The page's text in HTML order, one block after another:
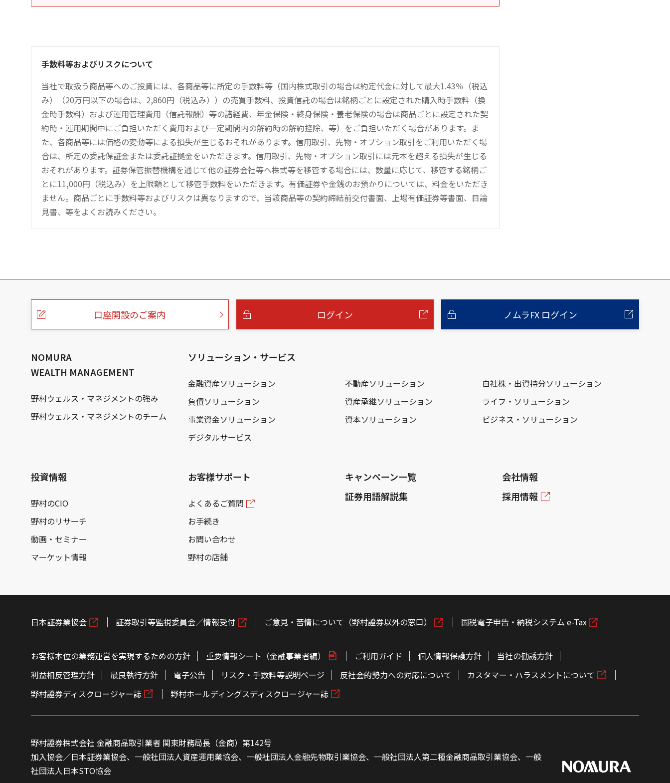
手数料等およびリスクについて
当社で取扱う商品等へのご投資には、各商品等に所定の手数料等（国内株式取引の場合は約定代金に対して最大1.43％（税込
み）（20万円以下の場合は、2,860円（税込み））の売買手数料、投資信託の場合は銘柄ごとに設定された購入時手数料（換
金時手数料）および運用管理費用（信託報酬）等の諸経費、年金保険・終身保険・養老保険の場合は商品ごとに設定された契
約時・運用期間中にご負担いただく費用および一定期間内の解約時の解約控除、等）をご負担いただく場合があります。ま
た、各商品等には価格の変動等による損失が生じるおそれがあります。信用取引、先物・オプション取引をご利用いただく場
合は、所定の委託保証金または委託証拠金をいただきます。信用取引、先物・オプション取引には元本を超える損失が生じる
おそれがあります。証券保管振替機構を通じて他の証券会社等へ株式等を移管する場合には、数量に応じて、移管する銘柄ご
とに11,000円（税込み）を上限額として移管手数料をいただきます。有価証券や金銭のお預かりについては、料金をいただき
ません。商品ごとに手数料等およびリスクは異なりますので、当該商品等の契約締結前交付書面、上場有価証券等書面、目論
見書、等をよくお読みください。
こ
口座開設のご案内 ログイン ノムラFX ログイン
NOMURA
WEALTH MANAGEMENT
野村ウェルス・マネジメントの強み
野村ウェルス・マネジメントのチーム
ソリューション・サービス
金融資産ソリューション 不動産ソリューション
自社株・出資持分ソリューション
負債ソリューション
資産承継ソリューション
ライフ・ソリューション
事業資金ソリューション
資本ソリューション
ビジネス・ソリューション
デジタルサービス
投資情報
野村のCIO
野村のリサーチ
動画・セミナー
マーケット情報
お客様サポート
よくあるご質問
お手続き
お問い合わせ
野村の店舗
キャンペーン一覧
証券用語解説集
会社情報
採用情報
日本証券業協会 証券取引等監視委員会／情報受付 ご意見・苦情について（野村證券以外の窓口） 国税電子申告・納税システム e-Tax
お客様本位の業務運営を実現するための方針 重要情報シート（金融事業者編） ご利用ガイド 個人情報保護方針
当社の勧誘方針
利益相反管理方針
最良執行方針 電子公告 リスク・手数料等説明ページ 反社会的勢力への対応について
カスタマー・ハラスメントについて
野村證券ディスクロージャー誌
野村ホールディングスディスクロージャー誌
野村證券株式会社 金融商品取引業者 関東財務局長（金商）第142号
加入協会／日本証券業協会、一般社団法人資産運用業協会、一般社団法人金融先物取引業協会、一般社団法人第二種金融商品取引業協会、一般
社団法人日本STO協会